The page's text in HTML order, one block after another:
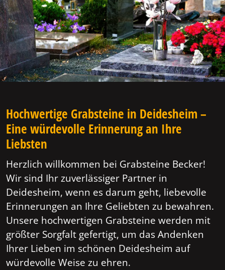
Hochwertige Grabsteine in Deidesheim –
Eine würdevolle Erinnerung an Ihre
Liebsten
Herzlich willkommen bei Grabsteine Becker!
Wir sind Ihr zuverlässiger Partner in
Deidesheim, wenn es darum geht, liebevolle
Erinnerungen an Ihre Geliebten zu bewahren.
Unsere hochwertigen Grabsteine werden mit
größter Sorgfalt gefertigt, um das Andenken
Ihrer Lieben im schönen Deidesheim auf
würdevolle Weise zu ehren.